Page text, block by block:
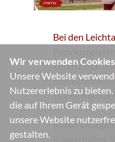
Wir verwenden Cookies
Unsere Website
Nutzererlebnis zu
die auf Ihrem Gerät
unsere Website
gestalten.
Bei den
konnte sich
starke
In den